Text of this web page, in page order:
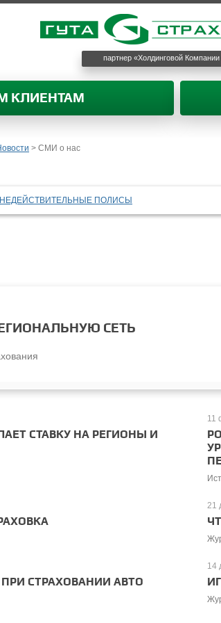
партнер «Холдинговой
КЛИЕНТАМ
> СМИ о нас
НЕДЕЙСТВИТЕЛЬНЫЕ ПОЛИСЫ
СЕТЬ
СТАВКУ НА РЕГИОНЫ И
11
21
СТРАХОВАНИИ АВТО
14